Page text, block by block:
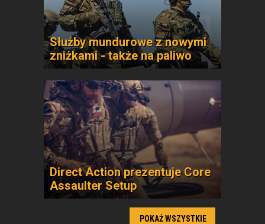
Służby mundurowe z nowymi
zniżkami - także na paliwo
Direct Action prezentuje Core
Assaulter Setup
POKAŻ WSZYSTKIE